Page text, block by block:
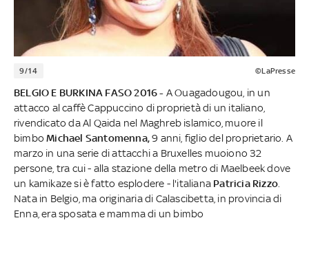
9/14 ©LaPresse
BELGIO E BURKINA FASO 2016 - A Ouagadougou, in un
attacco al caffè Cappuccino di proprietà di un italiano,
rivendicato da Al Qaida nel Maghreb islamico, muore il
bimboMichael Santomenna,9 anni, figlio del proprietario. A
marzo in una serie di attacchi a Bruxelles muoiono 32
persone, tra cui - alla stazione della metro di Maelbeek dove
un kamikaze si è fatto esplodere - l'italiana Patricia Rizzo
Nata in Belgio, ma originaria di Calascibetta, in provincia di
Enna, era sposata e mamma di un bimbo